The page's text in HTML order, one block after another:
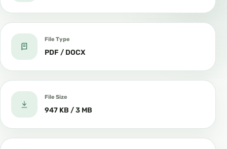
File Type
PDF / DOCX
File Size
947 KB / 3 MB